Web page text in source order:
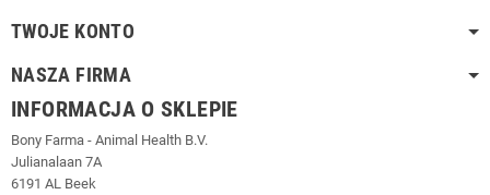
TWOJE KONTO
NASZA FIRMA
INFORMACJA O SKLEPIE
Bony Farma - Animal Health B.V.
Julianalaan 7A
6191 AL Beek